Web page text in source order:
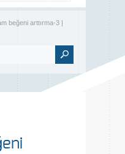
beğeni arttırma-3 |